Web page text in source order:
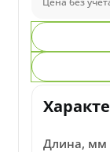
Длина, мм